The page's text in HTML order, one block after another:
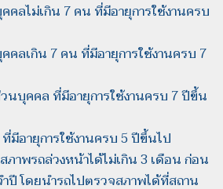
ลไม่เกิน 7 คน ที่มีอายุการใช้งานครบ
ลเกิน 7 คน ที่มีอายุการใช้งานครบ 7
นบุคคล ที่มีอายุการใช้งานครบ 7 ปีขึ้น
มีอายุการใช้งานครบ 5 ปีขึ้นไป
าพรถล่วงหน้าได้ไม่เกิน 3 เดือน ก่อน
ปี โดยนำรถไปตรวจสภาพได้ที่สถาน